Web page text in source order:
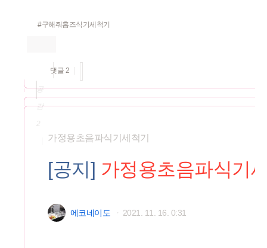
#구해줘홈즈식기세척기
공
감
2
댓글 2
가정용초음파식기세척기
[공지] 가정용초음파식기
에코네이도 ・ 2021. 11. 16. 0:31